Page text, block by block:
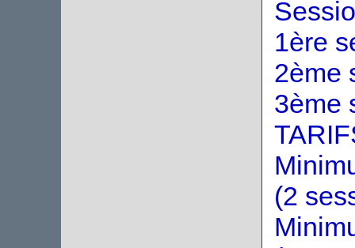
1ère
2ème
3ème
(2